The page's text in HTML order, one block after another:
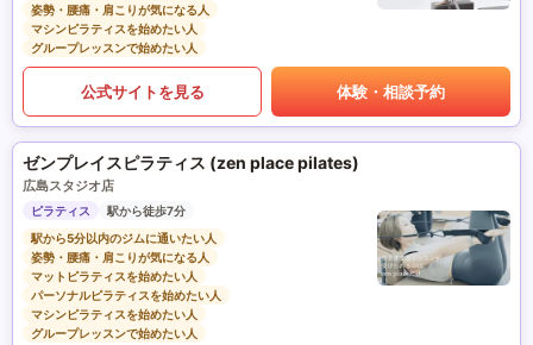
姿勢・腰痛・肩こりが気になる人
マシンピラティスを始めたい人
グループレッスンで始めたい人
公式サイトを見る 体験・相談予約
ゼンプレイスピラティス (zen place pilates)
広島スタジオ店
ピラティス
駅から徒歩7分
駅から5分以内のジムに通いたい人
姿勢・腰痛・肩こりが気になる人
マットピラティスを始めたい人
パーソナルピラティスを始めたい人
マシンピラティスを始めたい人
グループレッスンで始めたい人